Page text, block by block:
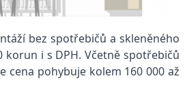
bez spotřebičů a skleněného
korun i s DPH. Včetně spotřebičů
cena pohybuje kolem 160 000 až